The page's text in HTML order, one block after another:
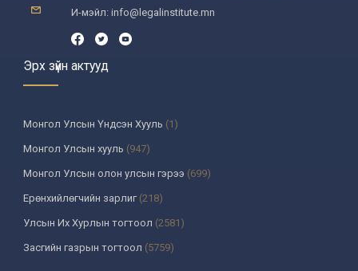
И-мэйл: info@legalinstitute.mn
Эрх зүйн актууд
Монгол Улсын Үндсэн Хууль (1)
Монгол Улсын хууль (947)
Монгол Улсын олон улсын гэрээ (699)
Ерөнхийлөгчийн зарлиг(218)
Улсын Их Хурлын тогтоол (2581)
Засгийн газрын тогтоол (5759)